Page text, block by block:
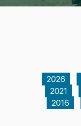
2026
2021
2016